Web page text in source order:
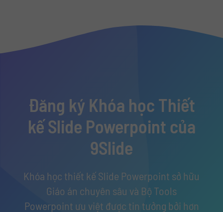
Đăng ký Khóa học Thiết
kế Slide Powerpoint của
9Slide
Khóa học thiết kế Slide Powerpoint sở hữu
Giáo án chuyên sâu và Bộ Tools
Powerpoint ưu việt được tin tưởng bởi hơn